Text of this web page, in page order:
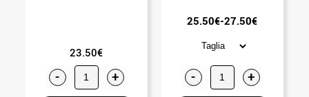
23.50€
- +
25.50€-27.50€
- +